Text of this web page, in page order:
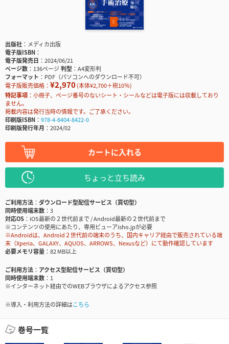
出版社
メディカ出版
電子版ISBN
電子版発売日
2024/06/21
ページ数
136ページ判型
A4変形判
フォーマット
PDF（パソコンへのダウンロード不可）
電子版販売価格： ¥2,970(本体¥2,700＋税10％)
特記事項
小冊子、ページ番号のないシート・シールなどは電子版には収載しており
ません。
掲載内容は発行当時の情報です。ご了承ください。
印刷版ISBN
978-4-8404-8422-0
印刷版発行年月
2024/02
カートに入れる
ちょっと立ち読み
ご利用方法
ダウンロード型配信サービス（買切型）
同時使用端末数
3
対応OS
iOS最新の２世代前まで / Android最新の２世代前まで
※コンテンツの使用にあたり、専用ビューアisho.jpが必要
※Androidは、Android２世代前の端末のうち、国内キャリア経由で販売されている端
末（Xperia、GALAXY、AQUOS、ARROWS、Nexusなど）にて動作確認しています
必要メモリ容量
82 MB以上
ご利用方法
アクセス型配信サービス（買切型）
同時使用端末数
1
※インターネット経由でのWEBブラウザによるアクセス参照
※導入・利用方法の詳細はこちら
巻号一覧